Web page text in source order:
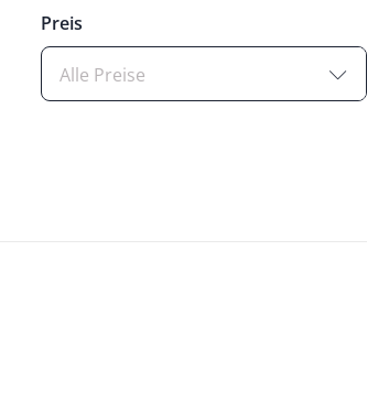
Preis
Alle Preise